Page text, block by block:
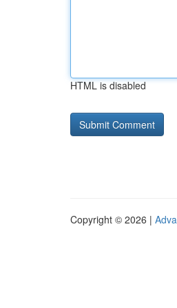
HTML is disabled
Copyright © 2026 |